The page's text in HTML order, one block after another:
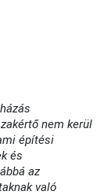
nem kerül
építési
és
az
való